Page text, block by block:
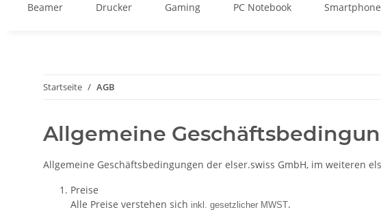
Beamer Drucker Gaming PC Notebook Smartphone
Startseite AGB
Allgemeine
Allgemeine Geschäftsbedingungen der elser.swiss GmbH, im weiteren
Preise
Alle Preise verstehen sich inkl. gesetzlicher MWST.